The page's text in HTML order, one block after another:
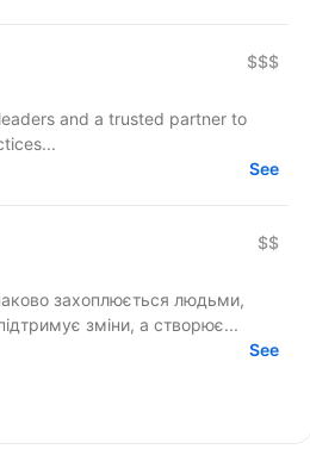
$$$
and a trusted partner to
See
$$
захоплюється людьми,
зміни, а створює...
See